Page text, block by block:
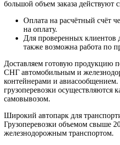
большой объем заказа действуют
Оплата на расчётный счёт
на оплату.
Для проверенных клиентов
также возможна работа по
Доставляем готовую продукцию
СНГ автомобильным и
контейнерами и
грузоперевозки осуществляются
самовывозом.
Широкий автопарк для
Грузоперевозки объемом свыше
железнодорожным транспортом.